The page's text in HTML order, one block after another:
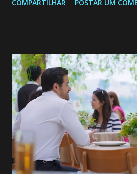
de 25/05/26 a 31/05/26 JOANA
permanecer virgem até encontrar o
ama, o que não é fácil, já que dedica
se aprimorar, trabalhando,
ser a primeira mulher da família a
universidade. Ela tem uma
muito madura para a idade,
empática. Detesta injustiças e é uma
teimosa e muito persistente quando
COMPARTILHAR POSTAR UM